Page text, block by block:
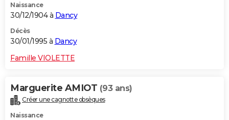
Naissance
30/12/1904 à Dancy
Décès
30/01/1995 à Dancy
Famille VIOLETTE
Marguerite AMIOT (93 ans)
Créer une cagnotte obsèques
Naissance